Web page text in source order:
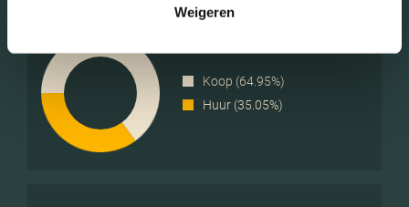
Weigeren
Woningen koop / huur
Koop (64.95%)
Huur (35.05%)